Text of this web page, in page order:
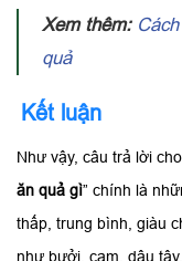
Xem thêm:
quả
Kết luận
Như vậy, câu trả lời
ăn quả gì” chính là
thấp, trung bình, giàu
như bưởi, cam, dâu